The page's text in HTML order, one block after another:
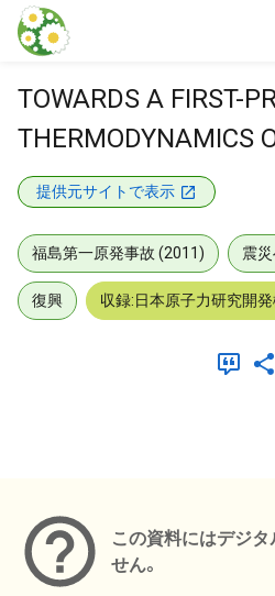
本文に飛ぶ
TOWARDS A FIRST-
THERMODYNAMICS
提供元サイトで表示
福島第一原発事故 (2011) 震
復興 収録:日本原子力研究開
この資料にはデジ
せん。